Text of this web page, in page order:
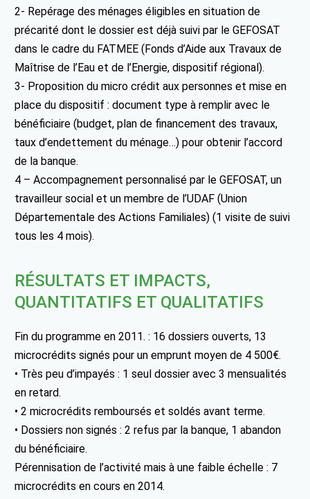
2- Repérage des ménages éligibles en situation de
précarité dont le dossier est déjà suivi par le GEFOSAT
dans le cadre du FATMEE (Fonds d’Aide aux Travaux de
Maîtrise de l’Eau et de l’Energie, dispositif régional).
3- Proposition du micro crédit aux personnes et mise en
place du dispositif : document type à remplir avec le
bénéficiaire (budget, plan de financement des travaux,
taux d’endettement du ménage…) pour obtenir l’accord
de la banque.
4 – Accompagnement personnalisé par le GEFOSAT, un
travailleur social et un membre de l’UDAF (Union
Départementale des Actions Familiales) (1 visite de suivi
tous les 4 mois).
RÉSULTATS ET IMPACTS,
QUANTITATIFS ET QUALITATIFS
Fin du programme en 2011. : 16 dossiers ouverts, 13
microcrédits signés pour un emprunt moyen de 4 500€.
• Très peu d’impayés : 1 seul dossier avec 3 mensualités
en retard.
• 2 microcrédits remboursés et soldés avant terme.
• Dossiers non signés : 2 refus par la banque, 1 abandon
du bénéficiaire.
Pérennisation de l’activité mais à une faible échelle : 7
microcrédits en cours en 2014.